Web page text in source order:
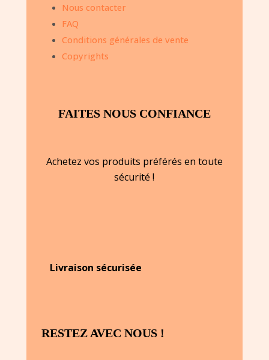
Nous contacter
FAQ
Conditions générales de vente
Copyrights
FAITES NOUS CONFIANCE
Achetez vos produits préférés en toute
sécurité !
Livraison sécurisée
RESTEZ AVEC NOUS !